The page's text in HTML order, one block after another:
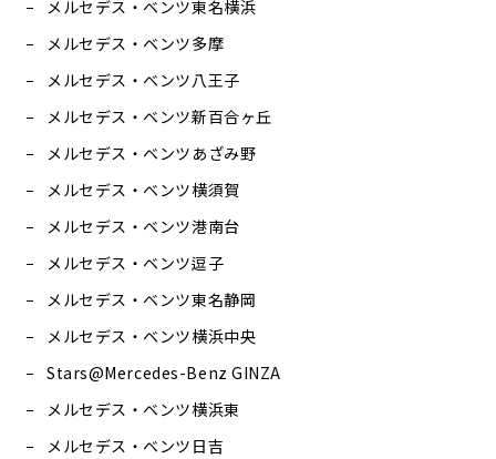
メルセデス・ベンツ東名横浜
メルセデス・ベンツ多摩
メルセデス・ベンツ八王子
メルセデス・ベンツ新百合ヶ丘
メルセデス・ベンツあざみ野
メルセデス・ベンツ横須賀
メルセデス・ベンツ港南台
メルセデス・ベンツ逗子
メルセデス・ベンツ東名静岡
メルセデス・ベンツ横浜中央
Stars@Mercedes-Benz GINZA
メルセデス・ベンツ横浜東
メルセデス・ベンツ日吉